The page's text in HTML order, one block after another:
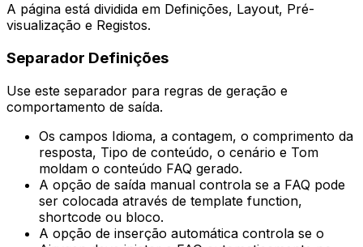
A página está dividida em Definições, Layout, Pré-
visualização e Registos.
Separador Definições
Use este separador para regras de geração e
comportamento de saída.
Os campos Idioma, a contagem, o comprimento da
resposta, Tipo de conteúdo, o cenário e Tom
moldam o conteúdo FAQ gerado.
A opção de saída manual controla se a FAQ pode
ser colocada através de template function,
shortcode ou bloco.
A opção de inserção automática controla se o